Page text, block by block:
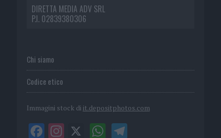
DIRETTA MEDIA ADV SRL
P.I. 02839380306
Chi siamo
Codice etico
Immagini stock di it.depositphotos.com